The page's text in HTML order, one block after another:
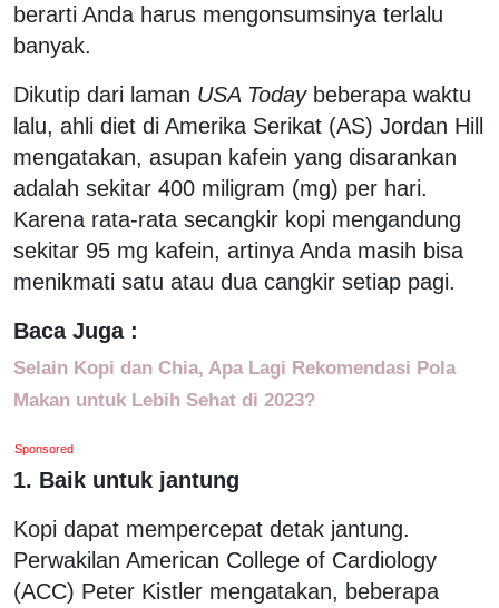
berarti Anda harus mengonsumsinya terlalu
banyak.
Dikutip dari laman USA Today beberapa waktu
lalu, ahli diet di Amerika Serikat (AS) Jordan Hill
mengatakan, asupan kafein yang disarankan
adalah sekitar 400 miligram (mg) per hari.
Karena rata-rata secangkir kopi mengandung
sekitar 95 mg kafein, artinya Anda masih bisa
menikmati satu atau dua cangkir setiap pagi.
Baca Juga :
Selain Kopi dan Chia, Apa Lagi Rekomendasi Pola
Makan untuk Lebih Sehat di 2023?
Sponsored
1. Baik untuk jantung
Kopi dapat mempercepat detak jantung.
Perwakilan American College of Cardiology
(ACC) Peter Kistler mengatakan, beberapa